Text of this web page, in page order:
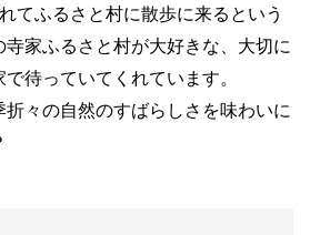
てふるさと村に散歩に来るという
寺家ふるさと村が大好きな、大切に
待っていてくれています。
々の自然のすばらしさを味わいに